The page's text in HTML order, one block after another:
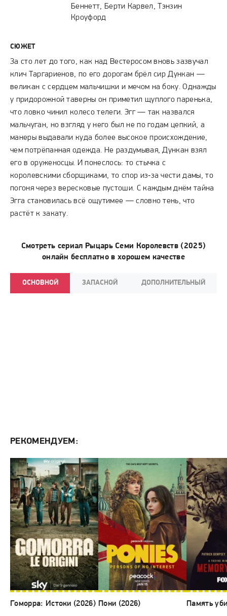
Беннетт, Берти Карвел, Тэнзин
Кроуфорд
СЮЖЕТ
За сто лет до того, как над Вестеросом вновь зазвучал
клич Таргариенов, по его дорогам брёл сир Дункан —
великан с сердцем мальчишки и мечом на боку. Однажды
у придорожной таверны он приметил щуплого паренька,
что ловко чинил колесо телеги. Эгг — так назвался
мальчуган, но взгляд у него был не по годам цепкий, а
манеры выдавали куда более высокое происхождение,
чем потрёпанная одежда. Не раздумывая, Дункан взял
его в оруженосцы. И понеслось: то стычка с
королевскими сборщиками, то спор из‑за чести дамы, то
погоня через вересковые пустоши. С каждым днём тайна
Эгга становилась всё ощутимее — словно тень, что
растёт к закату.
Смотреть сериал Рыцарь Семи Королевств (2025)
онлайн бесплатно в хорошем качестве
ОСНОВНОЙ ЗАПАСНОЙ ДОПОЛНИТЕЛЬНЫЙ
РЕКОМЕНДУЕМ:
Гоморра: Истоки (2026) Пони (2026) Память